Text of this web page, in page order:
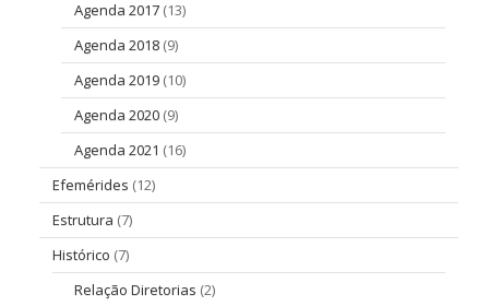
Agenda 2017 (13)
Agenda 2018 (9)
Agenda 2019 (10)
Agenda 2020 (9)
Agenda 2021 (16)
Efemérides (12)
Estrutura (7)
Histórico (7)
Relação Diretorias (2)